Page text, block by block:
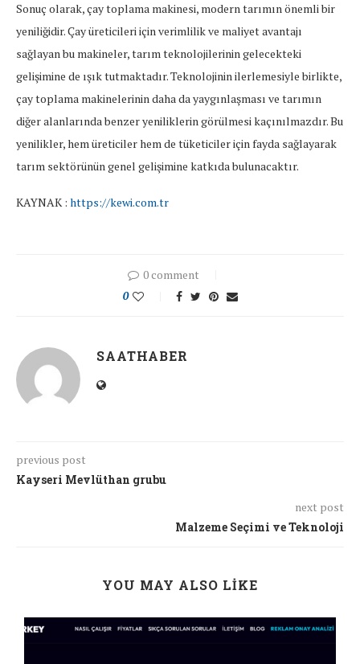
Sonuç olarak, çay toplama makinesi, modern tarımın önemli bir
yeniliğidir. Çay üreticileri için verimlilik ve maliyet avantajı
sağlayan bu makineler, tarım teknolojilerinin gelecekteki
gelişimine de ışık tutmaktadır. Teknolojinin ilerlemesiyle birlikte,
çay toplama makinelerinin daha da yaygınlaşması ve tarımın
diğer alanlarında benzer yeniliklerin görülmesi kaçınılmazdır. Bu
yenilikler, hem üreticiler hem de tüketiciler için fayda sağlayarak
tarım sektörünün genel gelişimine katkıda bulunacaktır.
KAYNAK : https://kewi.com.tr
0 comment
0
SAATHABER
previous post
Kayseri Mevlüthan grubu
next post
Malzeme Seçimi ve Teknoloji
YOU MAY ALSO LIKE